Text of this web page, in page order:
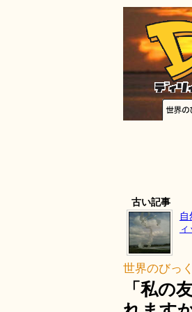
古い記事
世界のびっ
「私の